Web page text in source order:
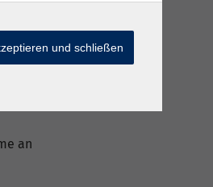
an
und schließen